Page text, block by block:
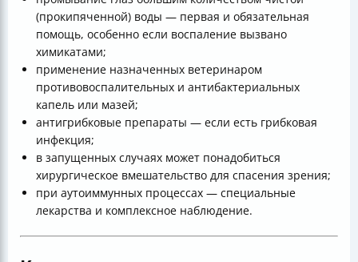
(прокипяченной) воды — первая и обязательная
помощь, особенно если воспаление вызвано
химикатами;
применение назначенных ветеринаром
противовоспалительных и антибактериальных
капель или мазей;
антигрибковые препараты — если есть грибковая
инфекция;
в запущенных случаях может понадобиться
хирургическое вмешательство для спасения зрения;
при аутоиммунных процессах — специальные
лекарства и комплексное наблюдение.